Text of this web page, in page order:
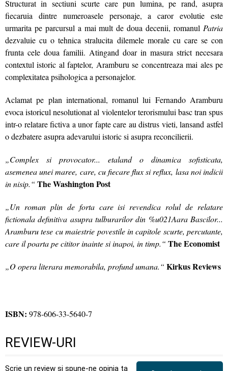
Structurat in sectiuni scurte care pun lumina, pe rand, asupra
fiecaruia dintre numeroasele personaje, a caror evolutie este
urmarita pe parcursul a mai mult de doua decenii, romanul Patria
dezvaluie cu o tehnica stralucita dilemele morale cu care se con
frunta cele doua familii. Atingand doar in masura strict necesara
contextul istoric al faptelor, Aramburu se concentreaza mai ales pe
complexitatea psihologica a personajelor.
Aclamat pe plan international, romanul lui Fernando Aramburu
evoca istoricul nesolutionat al violentelor terorismului basc tran spus
intr-o relatare fictiva a unor fapte care au distrus vieti, lansand astfel
o dezbatere asupra adevarului istoric si asupra reconcilierii.
„Complex si provocator... etaland o dinamica sofisticata,
asemenea unei maree, care, cu fiecare flux si reflux, lasa noi indicii
in nisip.“ The Washington Post
„Un roman plin de forta care isi revendica rolul de relatare
fictionala definitiva asupra tulburarilor din %u021Aara Bascilor...
Aramburu tese cu maiestrie povestile in capitole scurte, percutante,
care il poarta pe cititor inainte si inapoi, in timp.“ The Economist
„O opera literara memorabila, profund umana.“ Kirkus Reviews
ISBN: 978-606-33-5640-7
REVIEW-URI
Scrie un review și spune-ne opinia ta